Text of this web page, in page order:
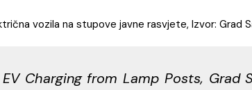
vozila na stupove javne rasvjete, Izvor: Grad
Charging from Lamp Posts,